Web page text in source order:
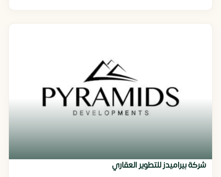
شركة بيراميدز للتطوير العقاري